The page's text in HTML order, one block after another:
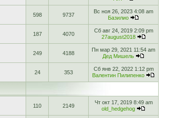
598 9737
Вс ноя 26, 2023 4:08 am
Базилио
187 4070
Сб авг 24, 2019 2:09 pm
27august2018
249 4188
Пн мар 29, 2021 11:54 am
Дед Мишель
24 353
Сб янв 22, 2022 1:12 pm
Валентин Пилипенко
110 2149
Чт окт 17, 2019 8:49 am
old_hedgehog